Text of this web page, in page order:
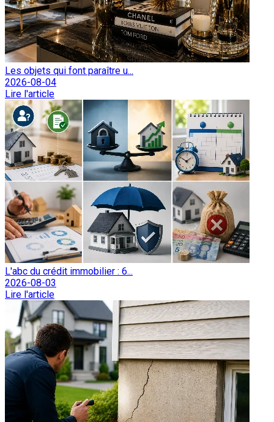
Les objets qui font paraître u...
2026-08-04
Lire l'article
L'abc du crédit immobilier : 6...
2026-08-03
Lire l'article